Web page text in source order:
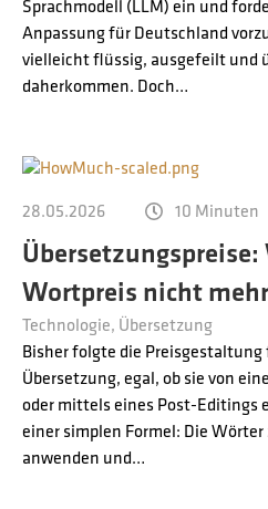
Übersetzungen für den
Übersetzungen für
Übersetzungen im Bereich
Sprachmodell (LLM) ein und
Anpassung für Deutschland
vielleicht flüssig, ausgefeilt und
daherkommen. Doch…
28.05.2026 10 Minuten
Übersetzungspreise:
Wortpreis nicht
Technologie Übersetzung
Bisher folgte die Preisgestaltung
Übersetzung, egal, ob sie von
oder mittels eines Post-Editings
einer simplen Formel: Die
anwenden und…